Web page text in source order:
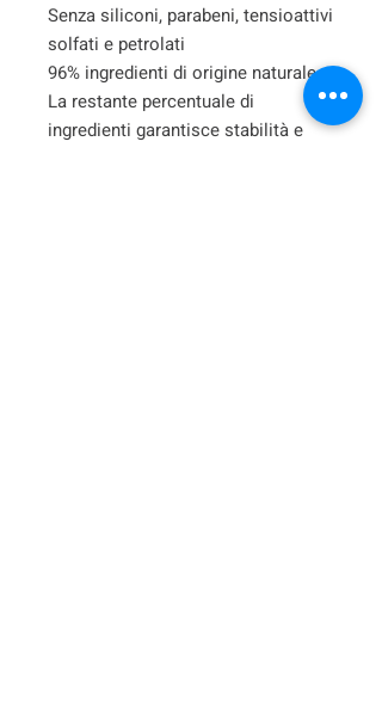
Senza siliconi, parabeni, tensioattivi
solfati e petrolati
96% ingredienti di origine naturale
La restante percentuale di
ingredienti garantisce stabilità e